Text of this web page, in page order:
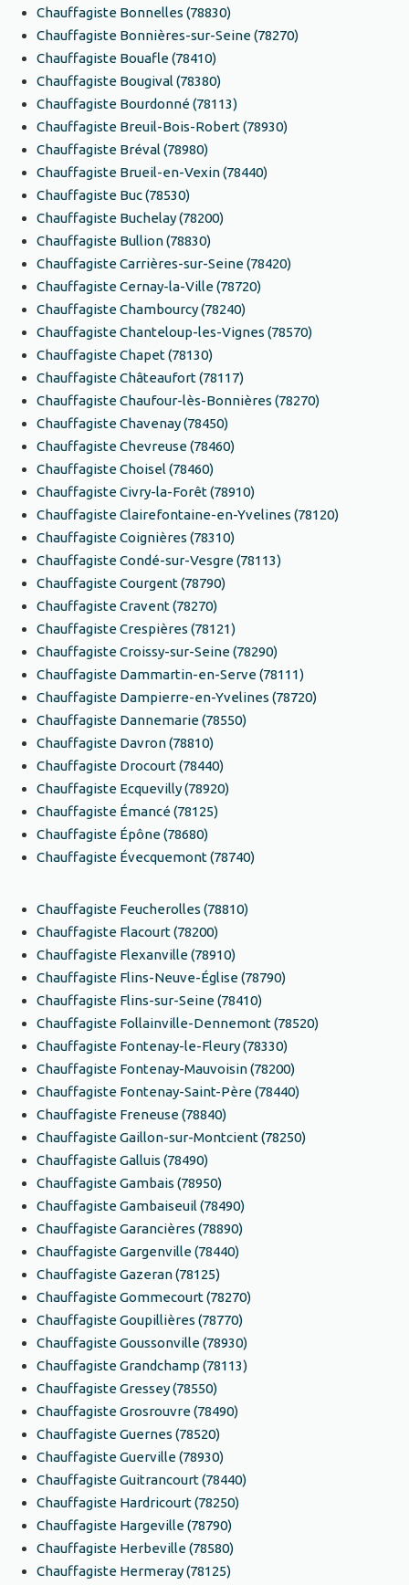
Chauffagiste Bonnelles (78830)
Chauffagiste Bonnières-sur-Seine (78270)
Chauffagiste Bouafle (78410)
Chauffagiste Bougival (78380)
Chauffagiste Bourdonné (78113)
Chauffagiste Breuil-Bois-Robert (78930)
Chauffagiste Bréval (78980)
Chauffagiste Brueil-en-Vexin (78440)
Chauffagiste Buc (78530)
Chauffagiste Buchelay (78200)
Chauffagiste Bullion (78830)
Chauffagiste Carrières-sur-Seine (78420)
Chauffagiste Cernay-la-Ville (78720)
Chauffagiste Chambourcy (78240)
Chauffagiste Chanteloup-les-Vignes (78570)
Chauffagiste Chapet (78130)
Chauffagiste Châteaufort (78117)
Chauffagiste Chaufour-lès-Bonnières (78270)
Chauffagiste Chavenay (78450)
Chauffagiste Chevreuse (78460)
Chauffagiste Choisel (78460)
Chauffagiste Civry-la-Forêt (78910)
Chauffagiste Clairefontaine-en-Yvelines (78120)
Chauffagiste Coignières (78310)
Chauffagiste Condé-sur-Vesgre (78113)
Chauffagiste Courgent (78790)
Chauffagiste Cravent (78270)
Chauffagiste Crespières (78121)
Chauffagiste Croissy-sur-Seine (78290)
Chauffagiste Dammartin-en-Serve (78111)
Chauffagiste Dampierre-en-Yvelines (78720)
Chauffagiste Dannemarie (78550)
Chauffagiste Davron (78810)
Chauffagiste Drocourt (78440)
Chauffagiste Ecquevilly (78920)
Chauffagiste Émancé (78125)
Chauffagiste Épône (78680)
Chauffagiste Évecquemont (78740)
Chauffagiste Feucherolles (78810)
Chauffagiste Flacourt (78200)
Chauffagiste Flexanville (78910)
Chauffagiste Flins-Neuve-Église (78790)
Chauffagiste Flins-sur-Seine (78410)
Chauffagiste Follainville-Dennemont (78520)
Chauffagiste Fontenay-le-Fleury (78330)
Chauffagiste Fontenay-Mauvoisin (78200)
Chauffagiste Fontenay-Saint-Père (78440)
Chauffagiste Freneuse (78840)
Chauffagiste Gaillon-sur-Montcient (78250)
Chauffagiste Galluis (78490)
Chauffagiste Gambais (78950)
Chauffagiste Gambaiseuil (78490)
Chauffagiste Garancières (78890)
Chauffagiste Gargenville (78440)
Chauffagiste Gazeran (78125)
Chauffagiste Gommecourt (78270)
Chauffagiste Goupillières (78770)
Chauffagiste Goussonville (78930)
Chauffagiste Grandchamp (78113)
Chauffagiste Gressey (78550)
Chauffagiste Grosrouvre (78490)
Chauffagiste Guernes (78520)
Chauffagiste Guerville (78930)
Chauffagiste Guitrancourt (78440)
Chauffagiste Hardricourt (78250)
Chauffagiste Hargeville (78790)
Chauffagiste Herbeville (78580)
Chauffagiste Hermeray (78125)